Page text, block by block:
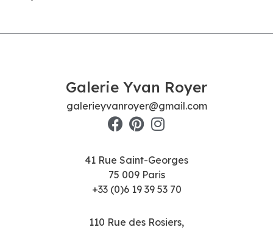
Galerie Yvan Royer
galerieyvanroyer@gmail.com
41 Rue Saint-Georges
75 009 Paris
+33 (0)6 19 39 53 70
110 Rue des Rosiers,